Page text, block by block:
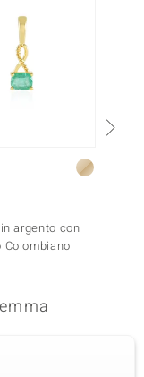
argento con
Colombiano